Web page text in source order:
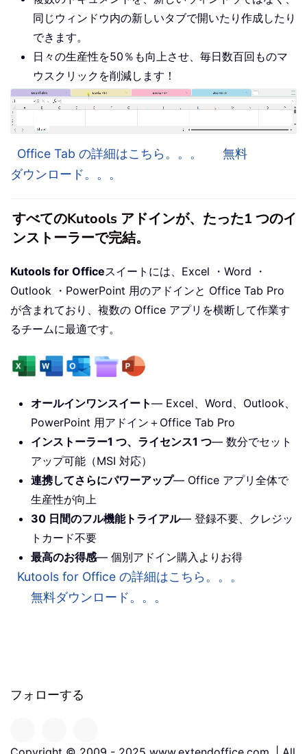
同じウィンドウ内の新しいタブで開いたり作成したり
できます。
日々の生産性を50％も向上させ、毎日数百回ものマ
ウスクリックを削減します！
Office Tab の詳細はこちら。。。
無料
ダウンロード。。。
すべてのKutools アドインが、たった1 つのイ
ンストーラーで完結。
Kutools for Officeスイートには、Excel ・Word ・
Outlook ・PowerPoint 用のアドインと Office Tab Pro
が含まれており、複数の Office アプリを横断して作業す
るチームに最適です。
オールインワンスイート— Excel、Word、Outlook、
PowerPoint 用アドイン＋Office Tab Pro
インストーラー1 つ、ライセンス1 つ— 数分でセット
アップ可能（MSI 対応）
連携してさらにパワーアップ— Office アプリ全体で
生産性が向上
30 日間のフル機能トライアル— 登録不要、クレジッ
トカード不要
最高のお得感— 個別アドイン購入よりお得
Kutools for Office の詳細はこちら。。。
無料ダウンロード。。。
フォローする